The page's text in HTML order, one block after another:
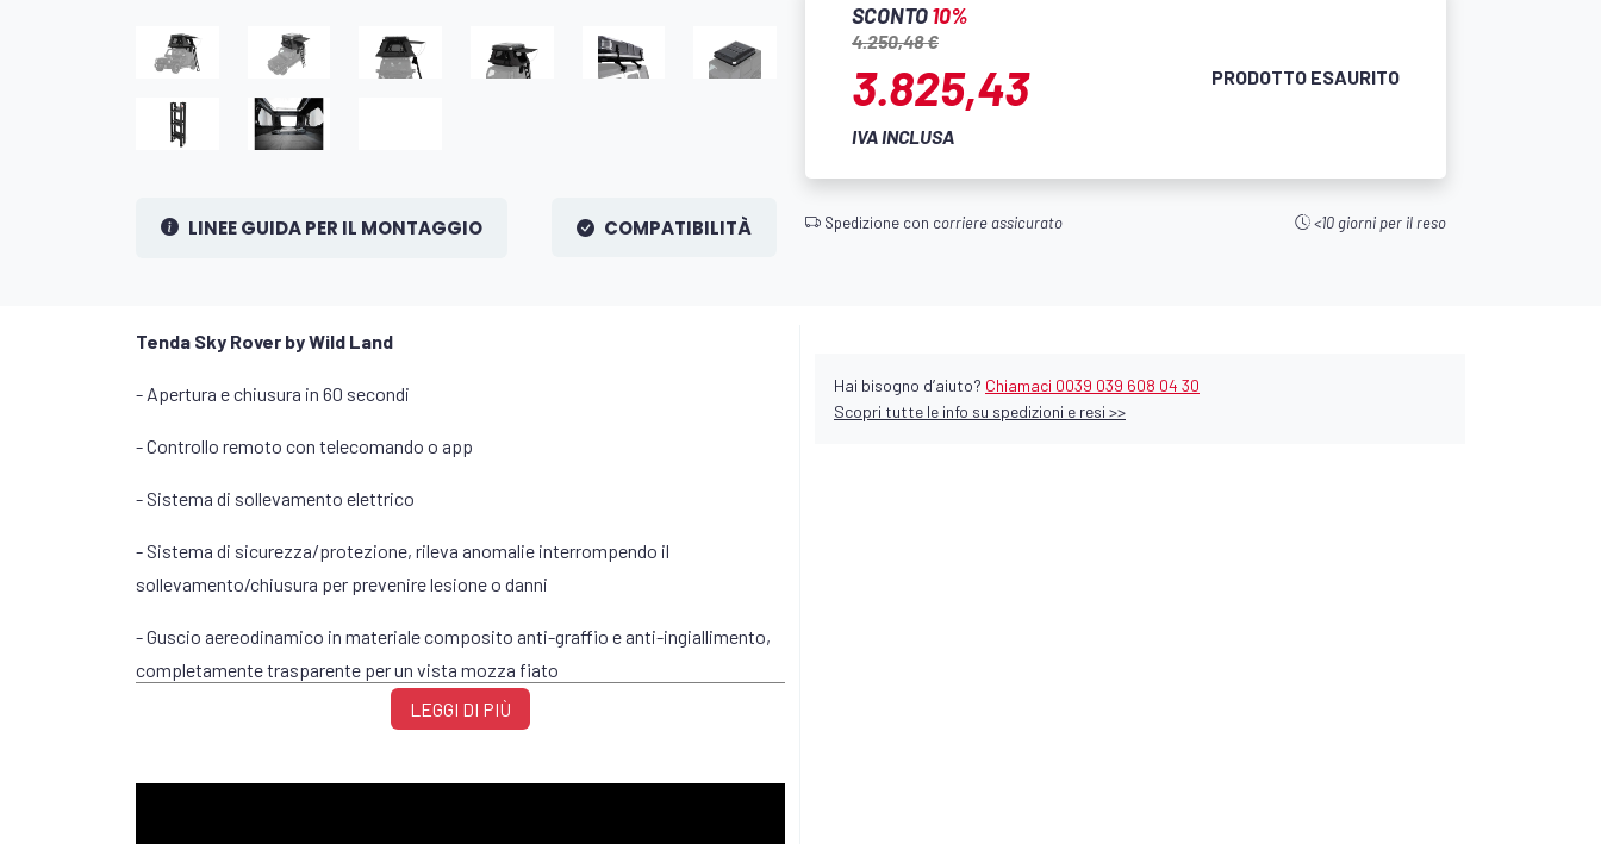
SCONTO10%
4.250,48 €
3.825,43
IVA INCLUSA
PRODOTTO ESAURITO
LINEE GUIDA PER IL MONTAGGIO COMPATIBILITÀ Spedizione con corriere assicurato <10 giorni per il reso
Tenda Sky Rover by Wild Land
- Apertura e chiusura in 60 secondi
- Controllo remoto con telecomando o app
- Sistema di sollevamento elettrico
- Sistema di sicurezza/protezione, rileva anomalie interrompendo il
sollevamento/chiusura per prevenire lesione o danni
- Guscio aereodinamico in materiale composito anti-graffio e anti-ingiallimento,
completamente trasparente per un vista mozza fiato
- 1 porta + 3 finestre per una vista a 360°
LEGGI DI PIÙ
Hai bisogno d’aiuto? Chiamaci 0039 039 608 04 30
Scopri tutte le info su spedizioni e resi >>